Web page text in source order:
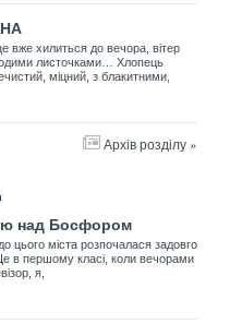
вже хилиться до вечора, вітер
листочками… Хлопець
міцний, з блакитними,
Архів розділу »
над Босфором
цього міста розпочалася задовго
в першому класі, коли вечорами
я,